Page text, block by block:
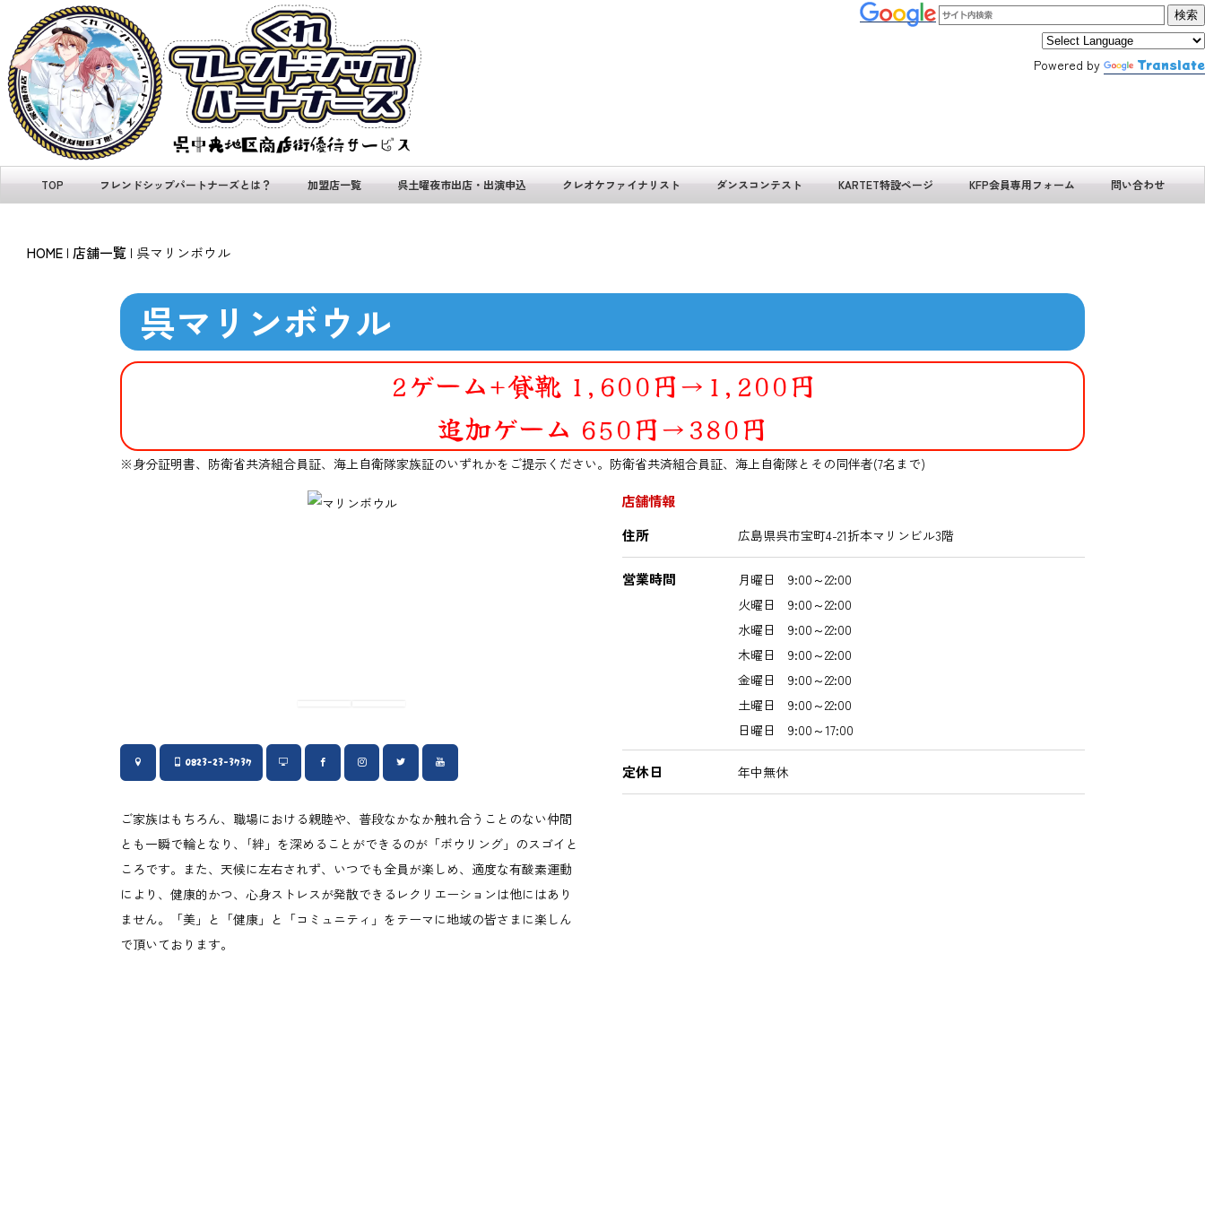
Powered by Translate
TOP フレンドシップパートナーズとは？ 加盟店一覧 呉土曜夜市出店・出演申込 クレオケファイナリスト ダンスコンテスト KARTET特設ページ KFP会員専用フォーム 問い合わせ
HOME | 店舗一覧 | 呉マリンボウル
呉マリンボウル
2ゲーム+貸靴 1,600円→1,200円
追加ゲーム 650円→380円
※身分証明書、防衛省共済組合員証、海上自衛隊家族証のいずれかをご提示ください。防衛省共済組合員証、海上自衛隊とその同伴者(7名まで)
0823-23-3737
ご家族はもちろん、職場における親睦や、普段なかなか触れ合うことのない仲間
とも一瞬で輪となり、｢絆」を深めることができるのが「ボウリング」のスゴイと
ころです。また、天候に左右されず、いつでも全員が楽しめ、適度な有酸素運動
により、健康的かつ、心身ストレスが発散できるレクリエーションは他にはあり
ません。「美」と「健康」と「コミュニティ」をテーマに地域の皆さまに楽しん
で頂いております。
店舗情報
住所 広島県呉市宝町4-21折本マリンビル3階
営業時間
月曜日 9:00～22:00
火曜日 9:00～22:00
水曜日 9:00～22:00
木曜日 9:00～22:00
金曜日 9:00～22:00
土曜日 9:00～22:00
日曜日 9:00～17:00
定休日 年中無休